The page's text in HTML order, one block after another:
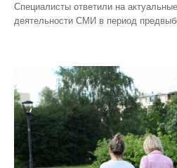
Специалисты ответили на
деятельности СМИ в период